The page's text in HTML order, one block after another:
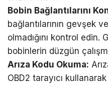
Bobin Bağlantılarını
bağlantılarının gevşek
olmadığını kontrol edin.
bobinlerin düzgün
Arıza Kodu Okuma:
OBD2 tarayıcı